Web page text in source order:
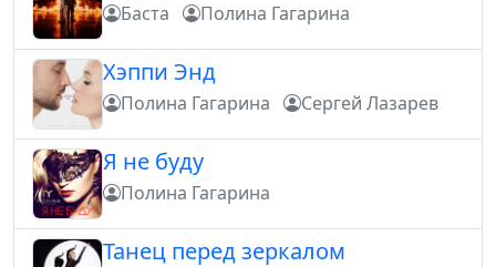
Баста Полина Гагарина
Хэппи Энд
Полина Гагарина Сергей Лазарев
Я не буду
Полина Гагарина
Танец перед зеркалом